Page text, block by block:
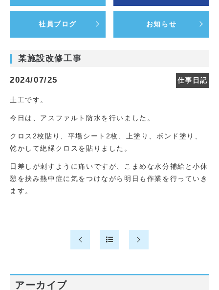
社員ブログ お知らせ
某施設改修工事
2024/07/25 仕事日記
土工です。
今日は、アスファルト防水を行いました。
クロス2枚貼り、平場シート2枚、上塗り、ボンド塗り、
乾かして絶縁クロスを貼りました。
日差しが刺すように痛いですが、こまめな水分補給と小休
憩を挟み熱中症に気をつけながら明日も作業を行っていき
ます。
アーカイブ